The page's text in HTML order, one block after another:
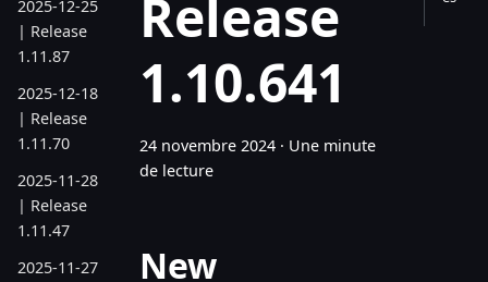
2025-12-25
| Release
1.11.87
2025-12-18
| Release
1.11.70
2025-11-28
| Release
1.11.47
2025-11-27
Release
1.10.641
24 novembre 2024 · Une minute
de lecture
New